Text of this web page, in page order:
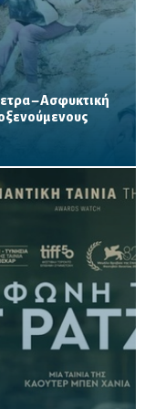
– Ασφυκτική
την πίεση
διασώθηκαν